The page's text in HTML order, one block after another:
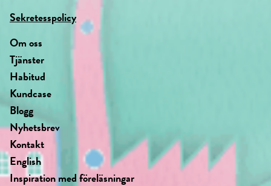
Sekretesspolicy
Om oss
Tjänster
Habitud
Kundcase
Blogg
Nyhetsbrev
Kontakt
English
Inspiration med föreläsningar